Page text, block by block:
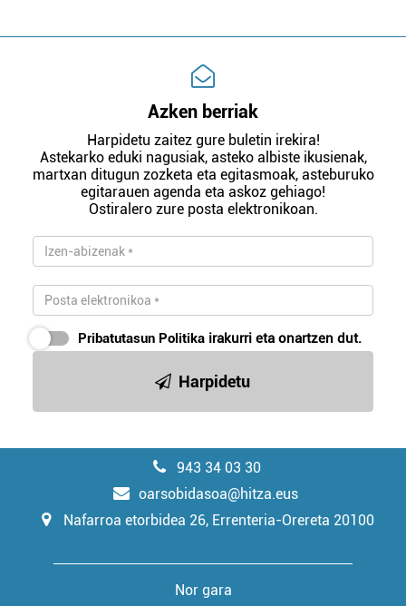
Azken berriak
Harpidetu zaitez gure buletin irekira!
Astekarko eduki nagusiak, asteko albiste ikusienak,
martxan ditugun zozketa eta egitasmoak, asteburuko
egitarauen agenda eta askoz gehiago!
Ostiralero zure posta elektronikoan.
Pribatutasun Politika irakurri eta onartzen dut.
Harpidetu
943 34 03 30
oarsobidasoa@hitza.eus
Nafarroa etorbidea 26, Errenteria-Orereta 20100
Nor gara